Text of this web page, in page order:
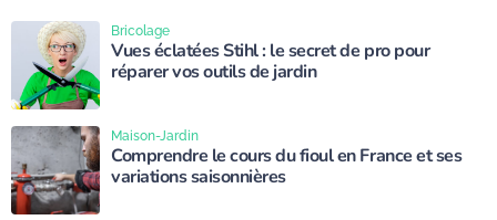
Vues éclatées Stihl : le secret de pro pour
réparer vos outils de jardin
Bricolage
Comprendre le cours du fioul en France et ses
variations saisonnières
Maison-Jardin